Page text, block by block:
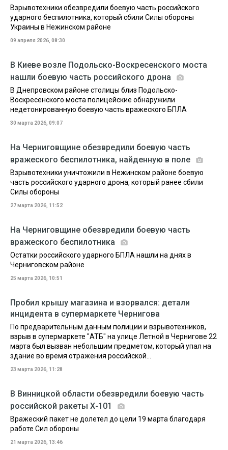
Взрывотехники обезвредили боевую часть российского
ударного беспилотника, который сбили Силы обороны
Украины в Нежинском районе
09 апреля 2026, 08:30
В Киеве возле Подольско-Воскресенского моста
нашли боевую часть российского дрона
В Днепровском районе столицы близ Подольско-
Воскресенского моста полицейские обнаружили
недетонированную боевую часть вражеского БПЛА
30 марта 2026, 09:07
На Черниговщине обезвредили боевую часть
вражеского беспилотника, найденную в поле
Взрывотехники уничтожили в Нежинском районе боевую
часть российского ударного дрона, который ранее сбили
Силы обороны
27 марта 2026, 11:52
На Черниговщине обезвредили боевую часть
вражеского беспилотника
Остатки российского ударного БПЛА нашли на днях в
Черниговском районе
25 марта 2026, 10:51
Пробил крышу магазина и взорвался: детали
инцидента в супермаркете Чернигова
По предварительным данным полиции и взрывотехников,
взрыв в супермаркете "АТБ" на улице Летной в Чернигове 22
марта был вызван небольшим предметом, который упал на
здание во время отражения российской...
23 марта 2026, 11:28
В Винницкой области обезвредили боевую часть
российской ракеты Х-101
Вражеский пакет не долетел до цели 19 марта благодаря
работе Сил обороны
21 марта 2026, 13:46